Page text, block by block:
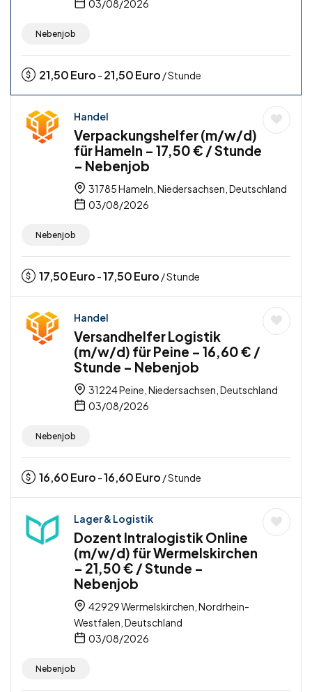
03/08/2026
Nebenjob
21,50Euro - 21,50Euro / Stunde
Handel
Verpackungshelfer (m/w/d)
für Hameln – 17,50 € / Stunde
– Nebenjob
31785 Hameln, Niedersachsen, Deutschland
03/08/2026
Nebenjob
17,50Euro -17,50Euro / Stunde
Handel
Versandhelfer Logistik
(m/w/d) für Peine – 16,60 € /
Stunde – Nebenjob
31224 Peine, Niedersachsen, Deutschland
03/08/2026
Nebenjob
16,60Euro -16,60Euro / Stunde
Lager & Logistik
Dozent Intralogistik Online
(m/w/d) für Wermelskirchen
– 21,50 € / Stunde –
Nebenjob
42929 Wermelskirchen, Nordrhein-
Westfalen, Deutschland
03/08/2026
Nebenjob